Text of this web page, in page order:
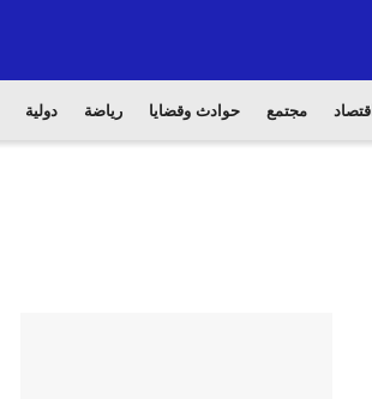
اقتصاد مجتمع حوادث وقضايا رياضة دولية